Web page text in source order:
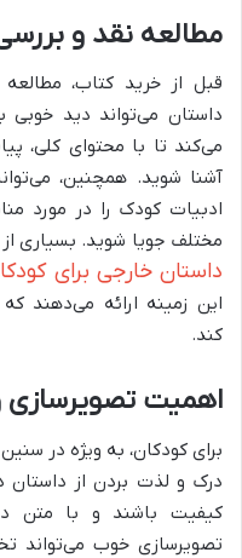
مطالعه نقد و
قبل از خرید کتاب،
داستان می‌تواند دید
می‌کند تا با محتوای کلی،
آشنا شوید. همچنین،
ادبیات کودک را در مورد
مختلف جویا شوید. بسیاری
داستان خارجی برای
این زمینه ارائه می‌دهند
کند.
اهمیت تصویرسازی
برای کودکان، به ویژه در
درک و لذت بردن از داستان
کیفیت باشند و با متن
تصویرسازی خوب می‌تواند